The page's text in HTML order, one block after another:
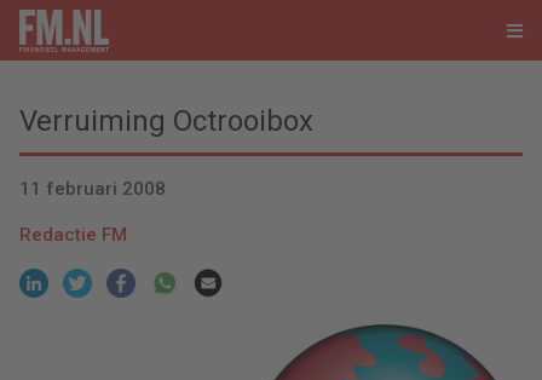
Verruiming Octrooibox
11 februari 2008
Redactie FM